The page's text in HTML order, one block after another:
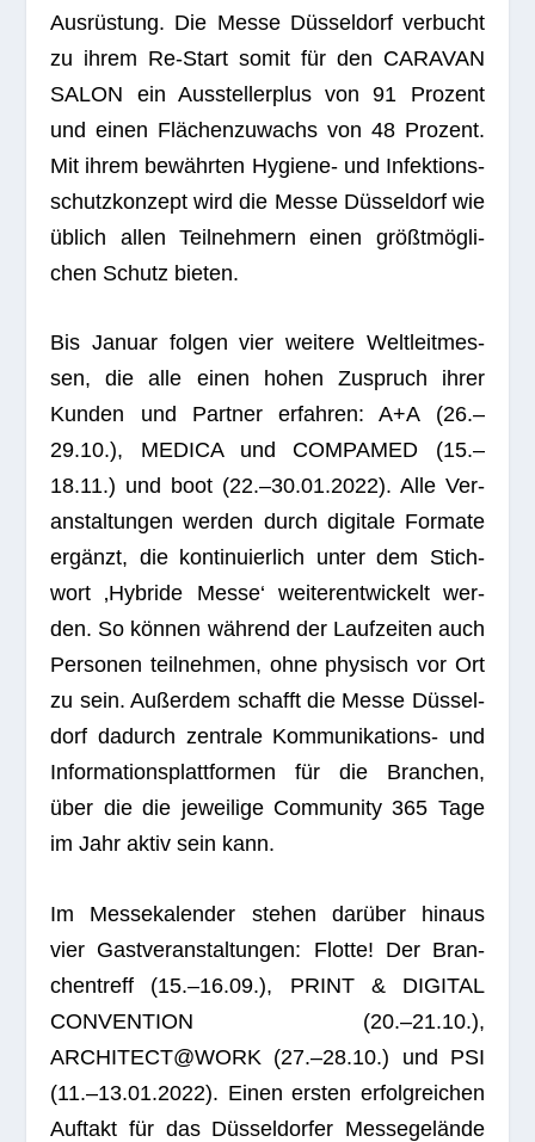
Aus­rüs­tung. Die Messe Düs­sel­dorf ver­bucht
zu ihrem Re-Start somit für den CARAVAN
SALON ein Aus­stel­ler­plus von 91 Pro­zent
und einen Flä­chen­zu­wachs von 48 Pro­zent.
Mit ihrem bewähr­ten Hygiene- und Infek­ti­ons­
schutz­kon­zept wird die Messe Düs­sel­dorf wie
üblich allen Teil­neh­mern einen größt­mög­li­
chen Schutz bieten.
Bis Januar fol­gen vier wei­tere Welt­leit­mes­
sen, die alle einen hohen Zuspruch ihrer
Kun­den und Part­ner erfah­ren: A+A (26.–
29.10.), MEDICA und COMPAMED (15.–
18.11.) und boot (22.–30.01.2022). Alle Ver­
an­stal­tun­gen wer­den durch digi­tale For­mate
ergänzt, die kon­ti­nu­ier­lich unter dem Stich­
wort ‚Hybride Messe‘ wei­ter­ent­wi­ckelt wer­
den. So kön­nen wäh­rend der Lauf­zei­ten auch
Per­so­nen teil­neh­men, ohne phy­sisch vor Ort
zu sein. Außer­dem schafft die Messe Düs­sel­
dorf dadurch zen­trale Kom­mu­ni­ka­ti­ons- und
Infor­ma­ti­ons­platt­for­men für die Bran­chen,
über die die jewei­lige Com­mu­nity 365 Tage
im Jahr aktiv sein kann.
Im Mes­se­ka­len­der ste­hen dar­über hin­aus
vier Gast­ver­an­stal­tun­gen: Flotte! Der Bran­
chen­treff (15.–16.09.), PRINT & DIGITAL
CONVENTION (20.–21.10.),
ARCHITECT@WORK (27.–28.10.) und PSI
(11.–13.01.2022). Einen ers­ten erfolg­rei­chen
Auf­takt für das Düs­sel­dor­fer Mes­se­ge­lände